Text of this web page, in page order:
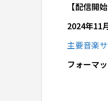
【配信開始
2024年11
主要音楽
フォーマ